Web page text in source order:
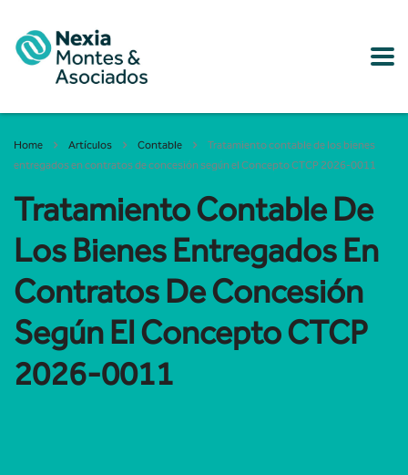
Home Artículos Contable
Tratamiento contable de los bienes
entregados en contratos de concesión según el Concepto CTCP 2026-0011
Tratamiento Contable De
Los Bienes Entregados En
Contratos De Concesión
Según El Concepto CTCP
2026-0011